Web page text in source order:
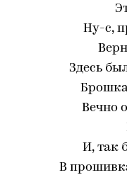
Ну-с,
Здесь
Вечно
И, так
В